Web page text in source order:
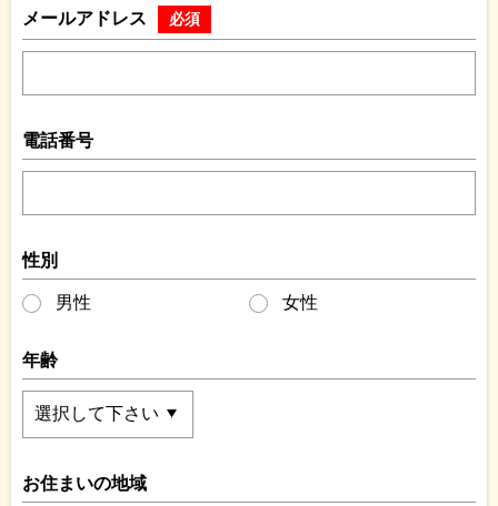
メールアドレス 必須
電話番号
性別
男性 女性
年齢
お住まいの地域